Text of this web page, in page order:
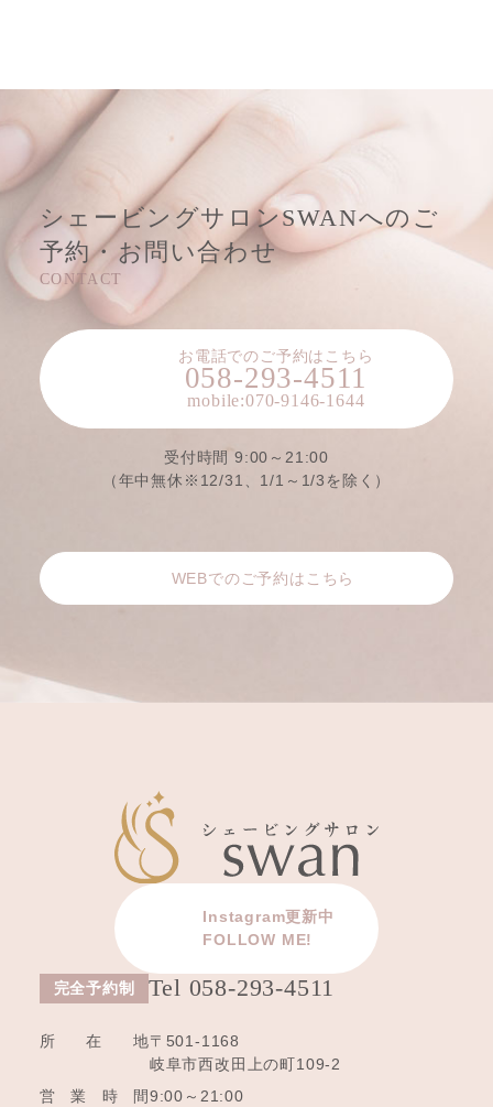
シェービングサロンSWANへのご
予約・お問い合わせ
お電話でのご予約はこちら
受付時間 9:00～21:00
（年中無休※12/31、1/1～1/3を除く）
WEBでのご予約はこちら
Instagram更新中
FOLLOW ME!
Tel 058-293-4511
所在地〒501-1168
岐阜市西改田上の町109-2
営業時間9:00～21:00